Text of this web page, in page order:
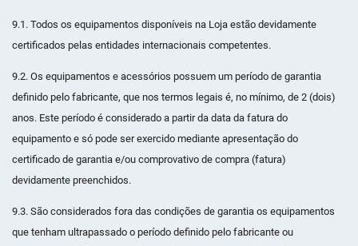
9.1. Todos os equipamentos disponíveis na Loja estão devidamente
certificados pelas entidades internacionais competentes.
9.2. Os equipamentos e acessórios possuem um período de garantia
definido pelo fabricante, que nos termos legais é, no mínimo, de 2 (dois)
anos. Este período é considerado a partir da data da fatura do
equipamento e só pode ser exercido mediante apresentação do
certificado de garantia e/ou comprovativo de compra (fatura)
devidamente preenchidos.
9.3. São considerados fora das condições de garantia os equipamentos
que tenham ultrapassado o período definido pelo fabricante ou